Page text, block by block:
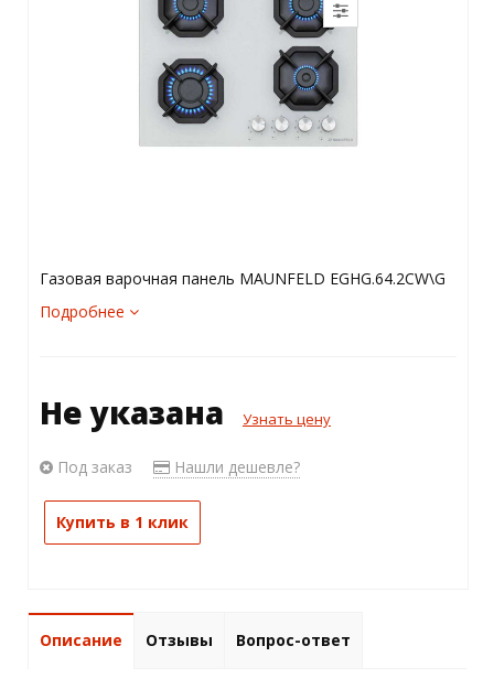
Газовая варочная панель MAUNFELD EGHG.64.2CW\G
Подробнее
Не указана Узнать цену
Под заказ Нашли дешевле?
Купить в 1 клик
Описание Отзывы Вопрос-ответ